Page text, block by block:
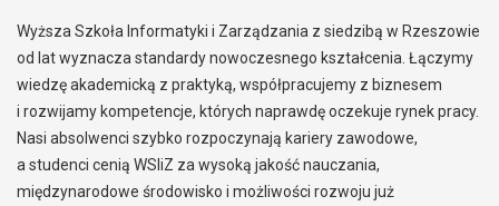
Wyższa Szkoła Informatyki i Zarządzania z siedzibą w Rzeszowie
od lat wyznacza standardy nowoczesnego kształcenia. Łączymy
wiedzę akademicką z praktyką, współpracujemy z biznesem
i rozwijamy kompetencje, których naprawdę oczekuje rynek pracy.
Nasi absolwenci szybko rozpoczynają kariery zawodowe,
a studenci cenią WSIiZ za wysoką jakość nauczania,
międzynarodowe środowisko i możliwości rozwoju już